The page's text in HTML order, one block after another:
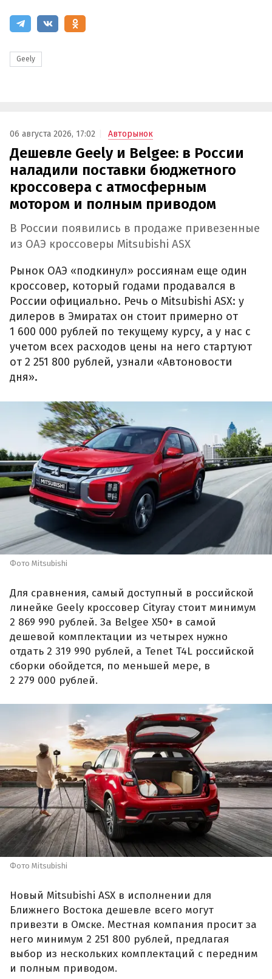
Geely
06 августа 2026, 17:02 Авторынок
Дешевле Geely и Belgee: в России
наладили поставки бюджетного
кроссовера с атмосферным
мотором и полным приводом
В России появились в продаже привезенные
из ОАЭ кроссоверы Mitsubishi ASX
Рынок ОАЭ «подкинул» россиянам еще один
кроссовер, который годами продавался в
России официально. Речь о Mitsubishi ASX: у
дилеров в Эмиратах он стоит примерно от
1 600 000 рублей по текущему курсу, а у нас с
учетом всех расходов цены на него стартуют
от 2 251 800 рублей, узнали «Автоновости
дня».
Фото Mitsubishi
Для сравнения, самый доступный в российской
линейке Geely кроссовер Cityray стоит минимум
2 869 990 рублей. За Belgee X50+ в самой
дешевой комплектации из четырех нужно
отдать 2 319 990 рублей, а Tenet T4L российской
сборки обойдется, по меньшей мере, в
2 279 000 рублей.
Фото Mitsubishi
Новый Mitsubishi ASX в исполнении для
Ближнего Востока дешевле всего могут
привезти в Омске. Местная компания просит за
него минимум 2 251 800 рублей, предлагая
выбор из нескольких комплектаций с передним
и полным приводом.